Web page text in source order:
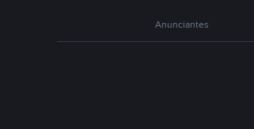
Anunciantes